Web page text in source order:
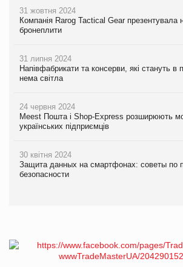
31 жовтня 2024
Компанія Rarog Tactical Gear презентувала
бронеплити
31 липня 2024
Напівфабрикати та консерви, які стануть в
нема світла
24 червня 2024
Meest Пошта і Shop-Express розширюють
українських підприємців
30 квітня 2024
Защита данных на смартфонах: советы по
безопасности